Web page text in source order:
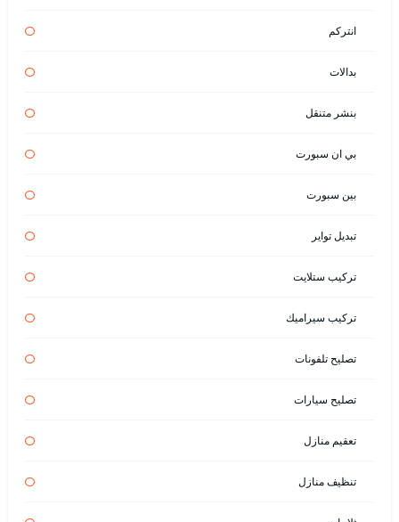
انتركم
بدالات
بنشر متنقل
بي ان سبورت
بين سبورت
تبديل تواير
تركيب ستلايت
تركيب سيراميك
تصليح تلفونات
تصليح سيارات
تعقيم منازل
تنظيف منازل